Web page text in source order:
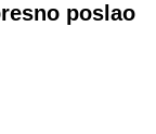
poslao